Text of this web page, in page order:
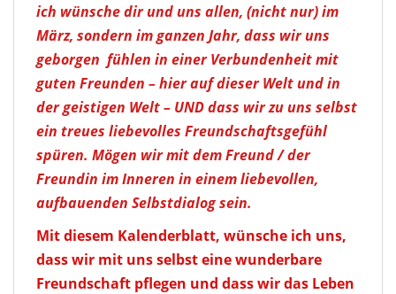
ich wünsche dir und uns allen, (nicht nur) im
März, sondern im ganzen Jahr, dass wir uns
geborgen fühlen in einer Verbundenheit mit
guten Freunden – hier auf dieser Welt und in
der geistigen Welt – UND dass wir zu uns selbst
ein treues liebevolles Freundschaftsgefühl
spüren. Mögen wir mit dem Freund / der
Freundin im Inneren in einem liebevollen,
aufbauenden Selbstdialog sein.
Mit diesem Kalenderblatt, wünsche ich uns,
dass wir mit uns selbst eine wunderbare
Freundschaft pflegen und dass wir das Leben